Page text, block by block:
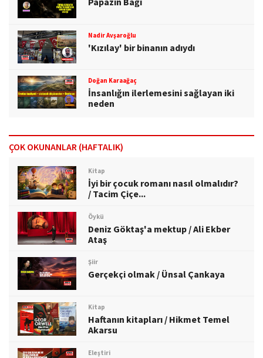
Nadir Avşaroğlu
'Kızılay' bir binanın adıydı
Doğan Karaağaç
İnsanlığın ilerlemesini sağlayan iki
neden
ÇOK OKUNANLAR (HAFTALIK)
Kitap
İyi bir çocuk romanı nasıl olmalıdır?
/ Tacim Çiçe...
Öykü
Deniz Göktaş'a mektup / Ali Ekber
Ataş
Şiir
Gerçekçi olmak / Ünsal Çankaya
Kitap
Haftanın kitapları / Hikmet Temel
Akarsu
Eleştiri